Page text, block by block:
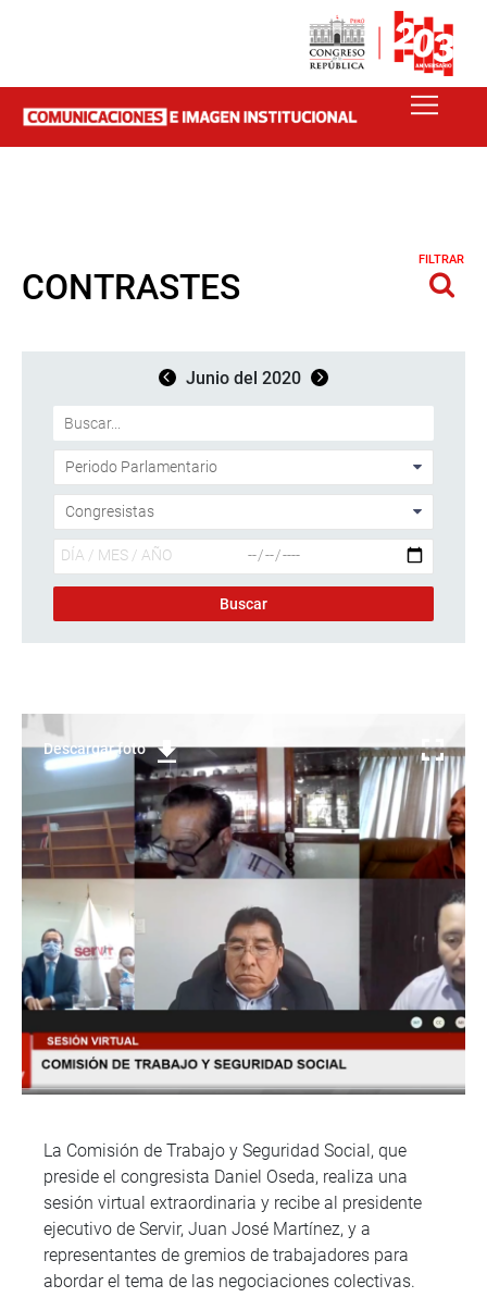
CONTRASTES
FILTRAR
Junio del 2020
Descargar foto
La Comisión de Trabajo y Seguridad Social, que
preside el congresista Daniel Oseda, realiza una
sesión virtual extraordinaria y recibe al presidente
ejecutivo de Servir, Juan José Martínez, y a
representantes de gremios de trabajadores para
abordar el tema de las negociaciones colectivas.